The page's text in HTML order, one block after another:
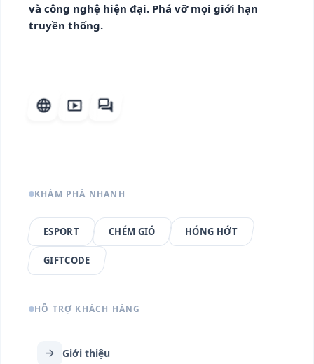
và công nghệ hiện đại. Phá vỡ mọi giới hạn
truyền thống.
language smart_display forum
KHÁM PHÁ NHANH
ESPORT CHÉM GIÓ HÓNG HỚT
GIFTCODE
HỖ TRỢ KHÁCH HÀNG
arrow_forward Giới thiệu